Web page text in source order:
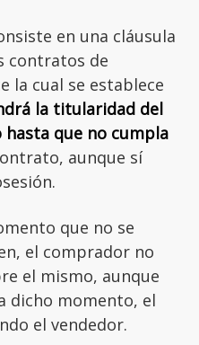
en una cláusula
contratos de
la cual se establece
la titularidad del
que no cumpla
aunque sí
que no se
el comprador no
el mismo, aunque
dicho momento, el
el vendedor.